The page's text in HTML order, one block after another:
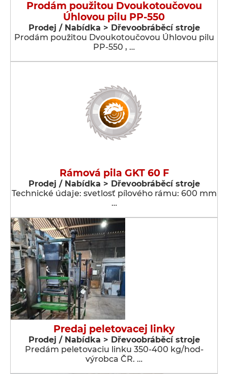
Prodám použitou Dvoukotoučovou
Úhlovou pilu PP-550
Prodej / Nabídka > Dřevoobráběcí stroje
Prodám použitou Dvoukotoučovou Úhlovou pilu
PP-550 , …
Rámová pila GKT 60 F
Prodej / Nabídka > Dřevoobráběcí stroje
Technické údaje: svetlosť pílového rámu: 600 mm
…
Predaj peletovacej linky
Prodej / Nabídka > Dřevoobráběcí stroje
Predám peletovaciu linku 350-400 kg/hod-
výrobca ČR. …